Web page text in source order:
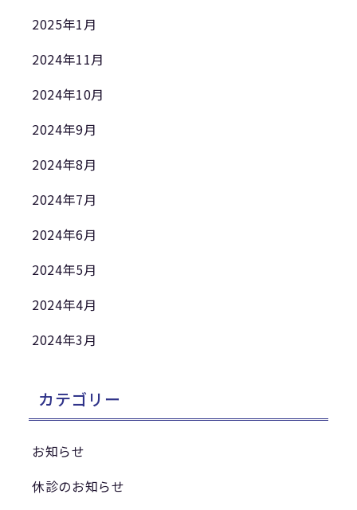
2025年1月
2024年11月
2024年10月
2024年9月
2024年8月
2024年7月
2024年6月
2024年5月
2024年4月
2024年3月
カテゴリー
お知らせ
休診のお知らせ